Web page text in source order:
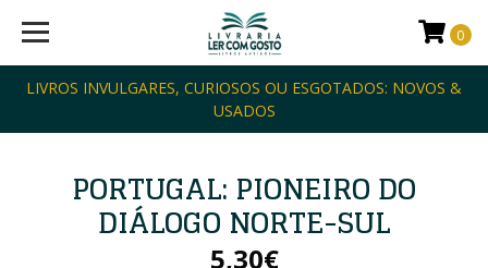
LIVROS INVULGARES, CURIOSOS OU ESGOTADOS: NOVOS &
USADOS
0
PORTUGAL: PIONEIRO DO
DIÁLOGO NORTE-SUL
5,30€